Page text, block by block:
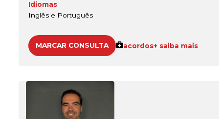
Idiomas
Inglês e Português
MARCAR CONSULTA acordos+ saiba mais